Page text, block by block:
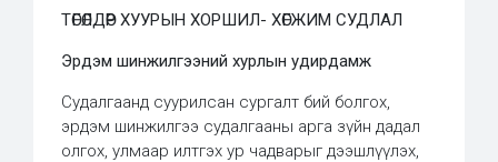
ТӨГӨЛДӨР ХУУРЫН ХОРШИЛ- ХӨГЖИМ СУДЛАЛ
Эрдэм шинжилгээний хурлын удирдамж
Судалгаанд суурилсан сургалт бий болгох,
эрдэм шинжилгээ судалгааны арга зүйн дадал
олгох, улмаар илтгэх ур чадварыг дээшлүүлэх,